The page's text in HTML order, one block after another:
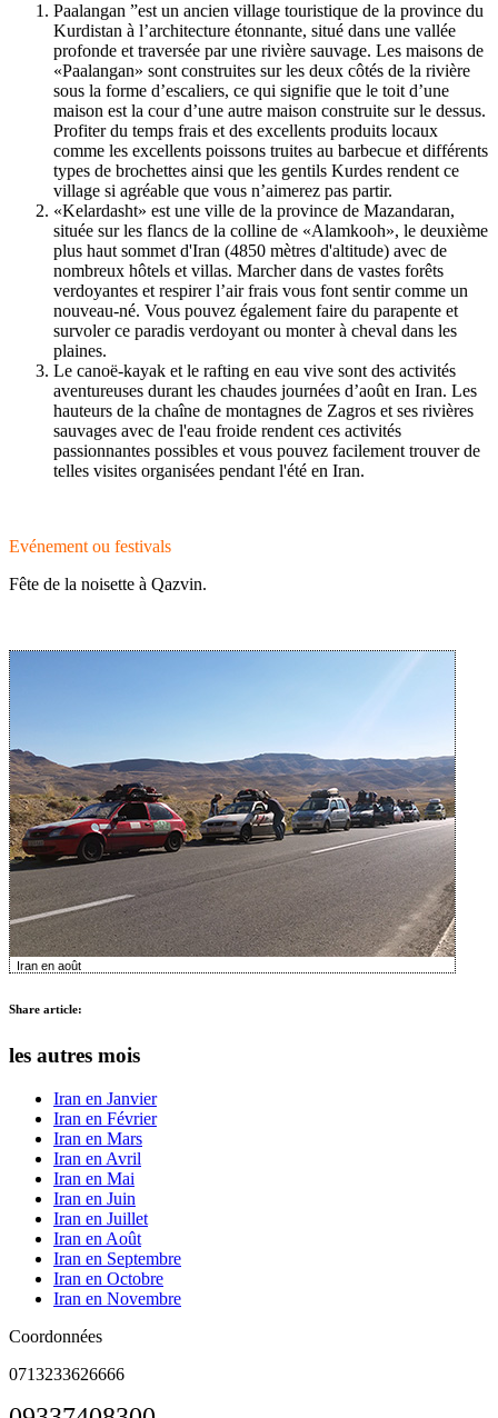
Paalangan ”est un ancien village touristique de la province du
Kurdistan à l’architecture étonnante, situé dans une vallée
profonde et traversée par une rivière sauvage. Les maisons de
«Paalangan» sont construites sur les deux côtés de la rivière
sous la forme d’escaliers, ce qui signifie que le toit d’une
maison est la cour d’une autre maison construite sur le dessus.
Profiter du temps frais et des excellents produits locaux
comme les excellents poissons truites au barbecue et différents
types de brochettes ainsi que les gentils Kurdes rendent ce
village si agréable que vous n’aimerez pas partir.
«Kelardasht» est une ville de la province de Mazandaran,
située sur les flancs de la colline de «Alamkooh», le deuxième
plus haut sommet d'Iran (4850 mètres d'altitude) avec de
nombreux hôtels et villas. Marcher dans de vastes forêts
verdoyantes et respirer l’air frais vous font sentir comme un
nouveau-né. Vous pouvez également faire du parapente et
survoler ce paradis verdoyant ou monter à cheval dans les
plaines.
Le canoë-kayak et le rafting en eau vive sont des activités
aventureuses durant les chaudes journées d’août en Iran. Les
hauteurs de la chaîne de montagnes de Zagros et ses rivières
sauvages avec de l'eau froide rendent ces activités
passionnantes possibles et vous pouvez facilement trouver de
telles visites organisées pendant l'été en Iran.
Evénement ou festivals
Fête de la noisette à Qazvin.
Iran en août
Share article:
les autres mois
Iran en Janvier
Iran en Février
Iran en Mars
Iran en Avril
Iran en Mai
Iran en Juin
Iran en Juillet
Iran en Août
Iran en Septembre
Iran en Octobre
Iran en Novembre
Coordonnées
0713233626666